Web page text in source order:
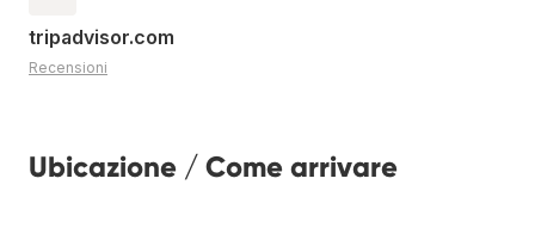
tripadvisor.com
Recensioni
Ubicazione / Come arrivare